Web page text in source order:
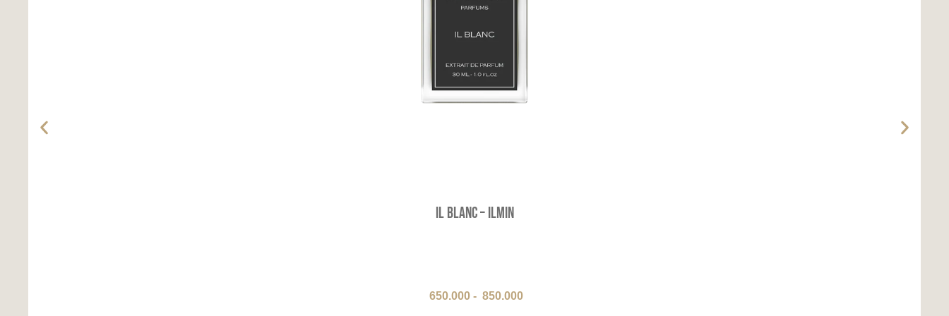
Il Blanc – ILMIN
650.000 - 850.000